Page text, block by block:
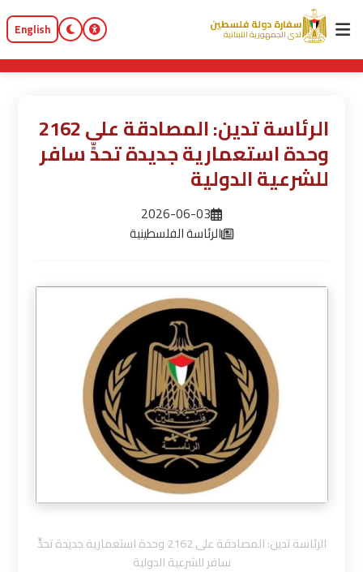
سفارة دولة فلسطين
لدى الجمهورية اللبنانية English
الرئاسة تدين: المصادقة على 2162
وحدة استعمارية جديدة تحدٍّ سافر
للشرعية الدولية
2026-06-03
الرئاسة الفلسطينية
الرئاسة تدين: المصادقة على 2162 وحدة استعمارية جديدة تحدٍّ
سافر للشرعية الدولية